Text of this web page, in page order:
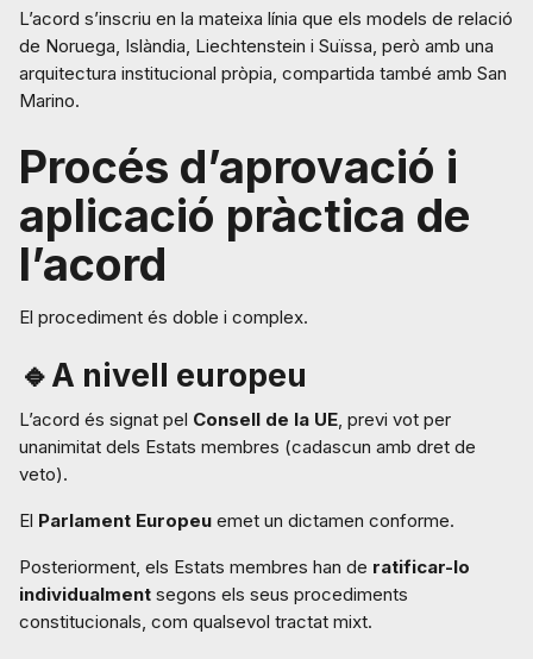
L’acord s’inscriu en la mateixa línia que els models de relació
de Noruega, Islàndia, Liechtenstein i Suïssa, però amb una
arquitectura institucional pròpia, compartida també amb San
Marino.
Procés d’aprovació i
aplicació pràctica de
l’acord
El procediment és doble i complex.
🔹A nivell europeu
L’acord és signat pel Consell de la UE, previ vot per
unanimitat dels Estats membres (cadascun amb dret de
veto).
El Parlament Europeu emet un dictamen conforme.
Posteriorment, els Estats membres han de ratificar-lo
individualment segons els seus procediments
constitucionals, com qualsevol tractat mixt.